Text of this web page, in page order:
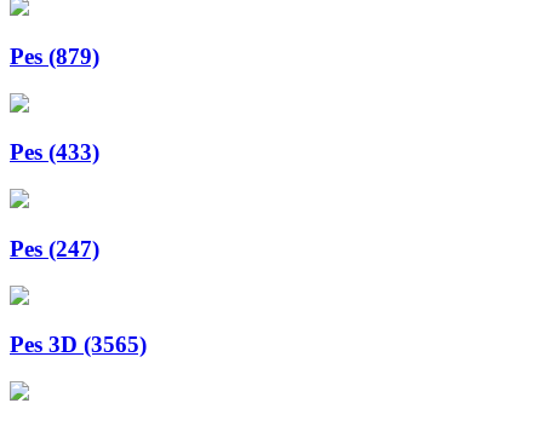
Pes (879)
Pes (433)
Pes (247)
Pes 3D (3565)